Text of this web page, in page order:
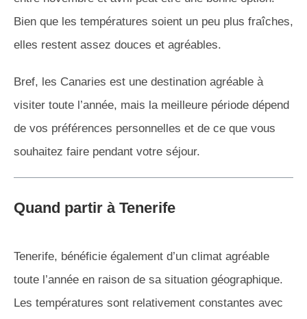
Bien que les températures soient un peu plus fraîches,
elles restent assez douces et agréables.
Bref, les Canaries est une destination agréable à
visiter toute l’année, mais la meilleure période dépend
de vos préférences personnelles et de ce que vous
souhaitez faire pendant votre séjour.
Quand partir à Tenerife
Tenerife, bénéficie également d’un climat agréable
toute l’année en raison de sa situation géographique.
Les températures sont relativement constantes avec